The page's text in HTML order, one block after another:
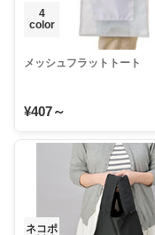
4
color
メッシュフラットトート
¥407～
ネコポ